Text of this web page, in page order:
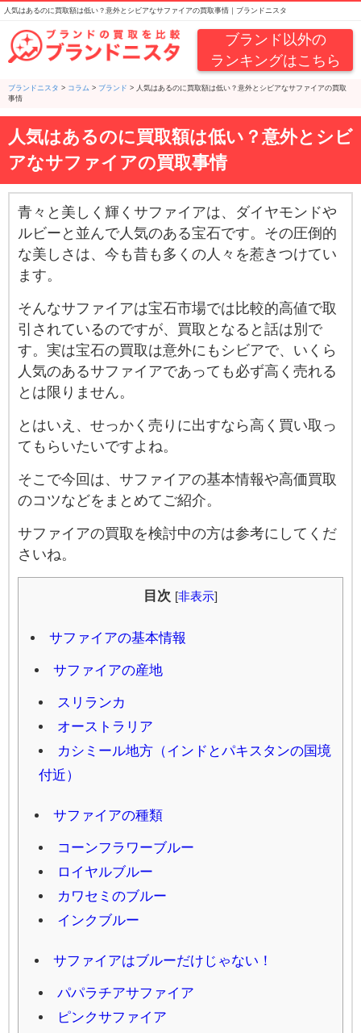
人気はあるのに買取額は低い？意外とシビアなサファイアの買取事情｜ブランドニスタ
ブランド以外の
ランキングはこちら
ブランドニスタ > コラム > ブランド > 人気はあるのに買取額は低い？意外とシビアなサファイアの買取
事情
人気はあるのに買取額は低い？意外とシビ
アなサファイアの買取事情
青々と美しく輝くサファイアは、ダイヤモンドや
ルビーと並んで人気のある宝石です。その圧倒的
な美しさは、今も昔も多くの人々を惹きつけてい
ます。
そんなサファイアは宝石市場では比較的高値で取
引されているのですが、買取となると話は別で
す。実は宝石の買取は意外にもシビアで、いくら
人気のあるサファイアであっても必ず高く売れる
とは限りません。
とはいえ、せっかく売りに出すなら高く買い取っ
てもらいたいですよね。
そこで今回は、サファイアの基本情報や高価買取
のコツなどをまとめてご紹介。
サファイアの買取を検討中の方は参考にしてくだ
さいね。
目次 [非表示]
サファイアの基本情報
サファイアの産地
スリランカ
オーストラリア
カシミール地方（インドとパキスタンの国境
付近）
サファイアの種類
コーンフラワーブルー
ロイヤルブルー
カワセミのブルー
インクブルー
サファイアはブルーだけじゃない！
パパラチアサファイア
ピンクサファイア